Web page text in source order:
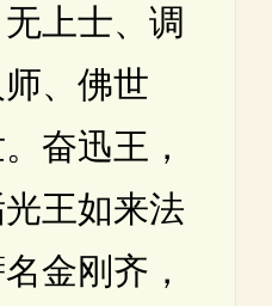
上士、调
、佛世
奋迅王，
王如来法
金刚齐，